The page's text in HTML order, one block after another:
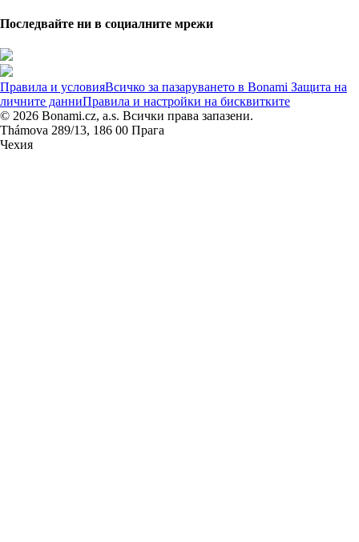
Последвайте ни в социалните мрежи
Правила и условияВсичко за пазаруването в Bonami Защита на
личните данниПравила и настройки на бисквитките
© 2026 Bonami.cz, a.s. Всички права запазени.
Thámova 289/13, 186 00 Прага
Чехия